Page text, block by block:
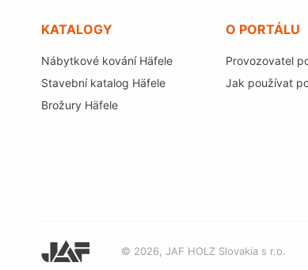
KATALOGY
Nábytkové kování Häfele
Stavební katalog Häfele
Brožury Häfele
O PORTÁLU
Provozovatel
Jak používat
© 2026, JAF HOLZ Slovakia s r.o.